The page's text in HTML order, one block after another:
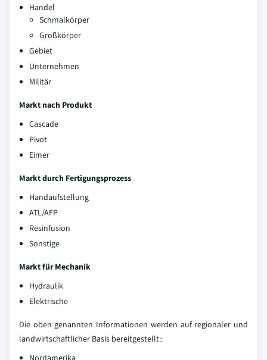
Handel
Schmalkörper
Großkörper
Gebiet
Unternehmen
Militär
Markt nach Produkt
Cascade
Pivot
Eimer
Markt durch Fertigungsprozess
Handaufstellung
ATL/AFP
Resinfusion
Sonstige
Markt für Mechanik
Hydraulik
Elektrische
Die oben genannten Informationen werden auf regionaler und
landwirtschaftlicher Basis bereitgestellt::
Nordamerika